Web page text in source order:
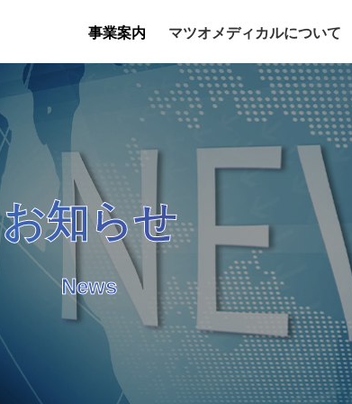
事業案内 マツオメディカルについて
お知らせ
News